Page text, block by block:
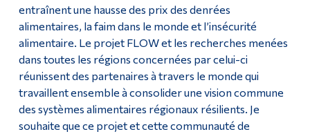
entraînent une hausse des prix des denrées
alimentaires, la faim dans le monde et l’insécurité
alimentaire. Le projet FLOW et les recherches menées
dans toutes les régions concernées par celui-ci
réunissent des partenaires à travers le monde qui
travaillent ensemble à consolider une vision commune
des systèmes alimentaires régionaux résilients. Je
souhaite que ce projet et cette communauté de